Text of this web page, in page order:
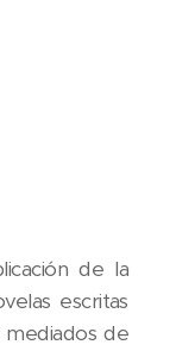
de la
escritas
mediados de